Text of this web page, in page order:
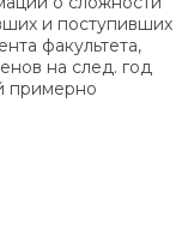
и поступивших
факультета,
на след. год
примерно